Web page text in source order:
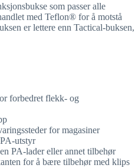
som passer alle
med Teflon® for å motstå
er lettere enn Tactical-buksen,
forbedret flekk- og
for magasiner
utstyr
PA-lader eller annet tilbehør
for å bære tilbehør med klips